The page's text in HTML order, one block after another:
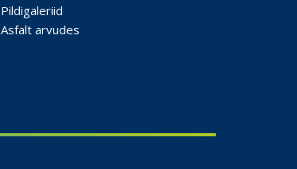
Pildigaleriid
Asfalt arvudes